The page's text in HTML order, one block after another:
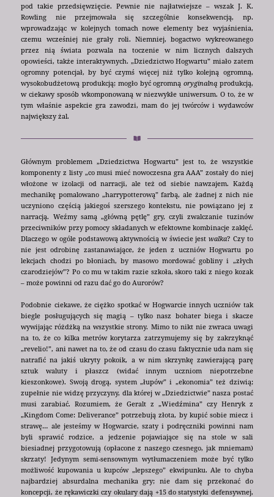
pod takie przedsięwzięcie. Pewnie nie najłatwiejsze – wszak J. K.
Rowling nie przejmowała się szczególnie konsekwencją, np.
wprowadzając w kolejnych tomach nowe elementy bez wyjaśnienia,
czemu wcześniej nie grały roli. Niemniej, bogactwo wykreowanego
przez nią świata pozwala na toczenie w nim licznych dalszych
opowieści, także interaktywnych. „Dziedzictwo Hogwartu” miało zatem
ogromny potencjał, by być czymś więcej niż tylko kolejną ogromną,
wysokobudżetową produkcją; mogło być ogromną oryginalnąprodukcją,
w ciekawy sposób wkomponowaną w niezwykłe uniwersum. O to, że w
tym właśnie aspekcie gra zawodzi, mam do jej twórców i wydawców
największy żal.
Głównym problemem „Dziedzictwa Hogwartu” jest to, że wszystkie
komponenty z listy „co musi mieć nowoczesna gra AAA” zostały do niej
włożone w izolacji od narracji, ale też od siebie nawzajem. Każdą
mechanikę pomalowano „harrypotterową” farbą, ale żadnej z nich nie
uczyniono częścią jakiegoś szerszego kontekstu, nie powiązano jej z
narracją. Weźmy samą „główną pętlę” gry, czyli zwalczanie tuzinów
przeciwników przy pomocy składanych w efektowne kombinacje zaklęć.
Dlaczego w ogóle podstawową aktywnością w świecie jestwalka? Czy to
nie jest odrobinę zastanawiające, że jeden z uczniów Hogwartu po
lekcjach chodzi po błoniach, by masowo mordować gobliny i „złych
czarodziejów”? Po co mu w takim razie szkoła, skoro taki z niego kozak
– może powinni od razu dać go do Aurorów?
Podobnie ciekawe, że ciężko spotkać w Hogwarcie innych uczniów tak
biegle posługujących się magią – tylko nasz bohater biega i skacze
wywijając różdżką na wszystkie strony. Mimo to nikt nie zwraca uwagi
na to, że co kilka metrów korytarza zatrzymujemy się by zakrzyknąć
„revelio!”, ani nawet na to, że od czasu do czasu faktycznie uda nam się
natrafić na jakiś ukryty pokoik, a w nim skrzynkę zawierającą parę
sztuk waluty i płaszcz (widać innym uczniom niepotrzebne
kieszonkowe). Swoją drogą, system „łupów” i „ekonomia” też dziwią;
zupełnie nie widzę przyczyny, dla której w „Dziedzictwie” nasza postać
musi zarabiać. Rozumiem, że Geralt z „Wiedźmina” czy Henryk z
„Kingdom Come: Deliverance” potrzebują złota, by kupić sobie miecz i
strawę… ale jesteśmy w Hogwarcie, szaty i podręczniki powinni nam
byli sprawić rodzice, a jedzenie pojawiające się na stole w sali
biesiadnej przygotowują (opłacone z naszego czesnego, jak mniemam)
skrzaty! Jedynym semi-sensownym wytłumaczeniem może być tylko
możliwość kupowania u kupców „lepszego” ekwipunku. Ale to chyba
najbardziej absurdalna mechanika gry; nie dam się przekonać do
koncepcji, że rękawiczki czy okulary dają +15 do statystyki defensywnej,